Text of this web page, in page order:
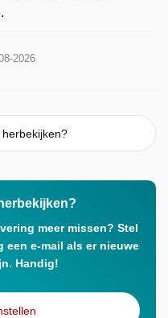
2026
meer missen? Stel
een e-mail als er nieuwe
Handig!